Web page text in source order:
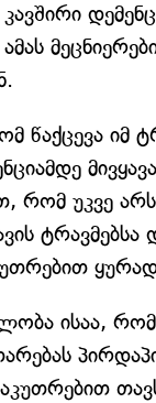
წაქცევა იმ
რომ უკვე
ტრავმებსა
ისაა,